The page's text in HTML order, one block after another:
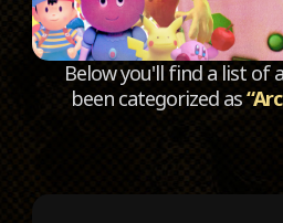
Below you'll find a list of
been categorized as